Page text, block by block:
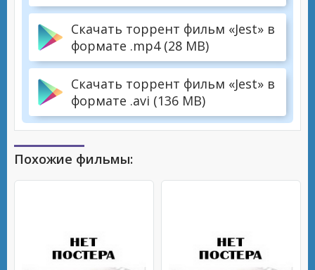
Скачать торрент фильм «Jest» в
формате .mp4 (28 MB)
Скачать торрент фильм «Jest» в
формате .avi (136 MB)
Похожие фильмы: